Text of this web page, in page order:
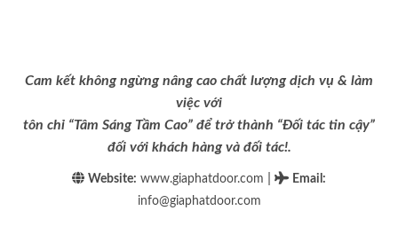
Cam kết không ngừng nâng cao chất lượng dịch vụ & làm
việc với
tôn chỉ “Tâm Sáng Tầm Cao” để trở thành “Đối tác tin cậy”
đối với khách hàng và đối tác!.
Website: www.giaphatdoor.com Email :
info@giaphatdoor.com